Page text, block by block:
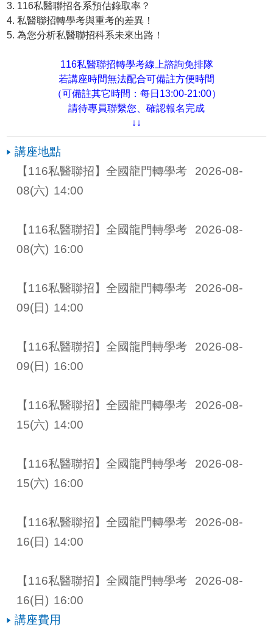
3. 116私醫聯招各系預估錄取率？
4. 私醫聯招轉學考與重考的差異！
5. 為您分析私醫聯招科系未來出路！
116私醫聯招轉學考線上諮詢免排隊
若講座時間無法配合可備註方便時間
（可備註其它時間：每日13:00-21:00）
請待專員聯繫您、確認報名完成
↓↓
講座地點
【116私醫聯招】全國龍門轉學考
2026-08-
08(六) 14:00
【116私醫聯招】全國龍門轉學考
2026-08-
08(六) 16:00
【116私醫聯招】全國龍門轉學考
2026-08-
09(日) 14:00
【116私醫聯招】全國龍門轉學考
2026-08-
09(日) 16:00
【116私醫聯招】全國龍門轉學考
2026-08-
15(六) 14:00
【116私醫聯招】全國龍門轉學考
2026-08-
15(六) 16:00
【116私醫聯招】全國龍門轉學考
2026-08-
16(日) 14:00
【116私醫聯招】全國龍門轉學考
2026-08-
16(日) 16:00
講座費用